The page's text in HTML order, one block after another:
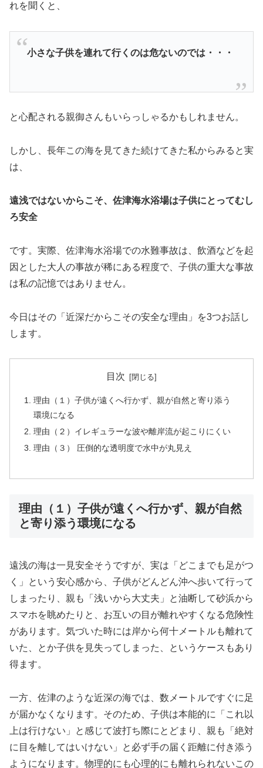
れを聞くと、
小さな子供を連れて行くのは危ないのでは・・・
と心配される親御さんもいらっしゃるかもしれません。
しかし、長年この海を見てきた続けてきた私からみると実
は、
遠浅ではないからこそ、佐津海水浴場は子供にとってむし
ろ安全
です。実際、佐津海水浴場での水難事故は、飲酒などを起
因とした大人の事故が稀にある程度で、子供の重大な事故
は私の記憶ではありません。
今日はその「近深だからこその安全な理由」を3つお話し
します。
目次
理由（１）子供が遠くへ行かず、親が自然と寄り添う
環境になる
理由（２）イレギュラーな波や離岸流が起こりにくい
理由（３） 圧倒的な透明度で水中が丸見え
理由（１）子供が遠くへ行かず、親が自然
と寄り添う環境になる
遠浅の海は一見安全そうですが、実は「どこまでも足がつ
く」という安心感から、子供がどんどん沖へ歩いて行って
しまったり、親も「浅いから大丈夫」と油断して砂浜から
スマホを眺めたりと、お互いの目が離れやすくなる危険性
があります。気づいた時には岸から何十メートルも離れて
いた、とか子供を見失ってしまった、というケースもあり
得ます。
一方、佐津のような近深の海では、数メートルですぐに足
が届かなくなります。そのため、子供は本能的に「これ以
上は行けない」と感じて波打ち際にとどまり、親も「絶対
に目を離してはいけない」と必ず手の届く距離に付き添う
ようになります。物理的にも心理的にも離れられないこの